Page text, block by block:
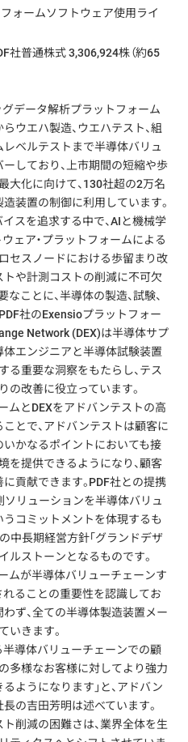
ォームソフトウェア使用ライ
社普通株式 3,306,924株（約65
データ解析プラットフォーム
ウエハ製造、ウエハテスト、組
レベルテストまで半導体バリュ
しており、上市期間の短縮や歩
大化に向けて、130社超の2万名
装置の制御に利用しています。
スを追求する中で、AIと機械学
ェア・プラットフォームによる
セスノードにおける歩留まり改
トや計測コストの削減に不可欠
ことに、半導体の製造、試験、
社のExensioプラットフォー
Network (DEX)は半導体サプ
エンジニアと半導体試験装置
る重要な洞察をもたらし、テス
の改善に役立っています。
ムとDEXをアドバンテストの高
とで、アドバンテストは顧客に
かなるポイントにおいても接
を提供できるようになり、顧客
貢献できます。PDF社との提携
ソリューションを半導体バリュ
コミットメントを体現するも
中長期経営方針「グランドデザ
ルストーンとなるものです。
ムが半導体バリューチェーンす
ることの重要性を認識してお
わず、全ての半導体製造装置メー
いきます。
半導体バリューチェーンでの顧
多様なお客様に対してより強力
ようになります」と、アドバン
の吉田芳明は述べています。
ト削減の困難さは、業界全体を生